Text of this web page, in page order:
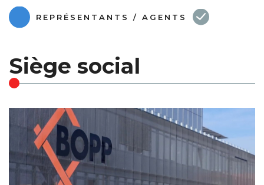
REPRÉSENTANTS / AGENTS
Siège social